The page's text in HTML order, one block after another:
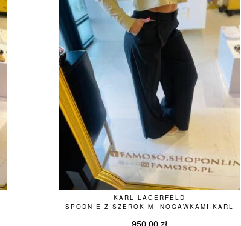
KARL LAGERFELD
SPODNIE Z SZEROKIMI NOGAWKAMI KARL
950,00zł